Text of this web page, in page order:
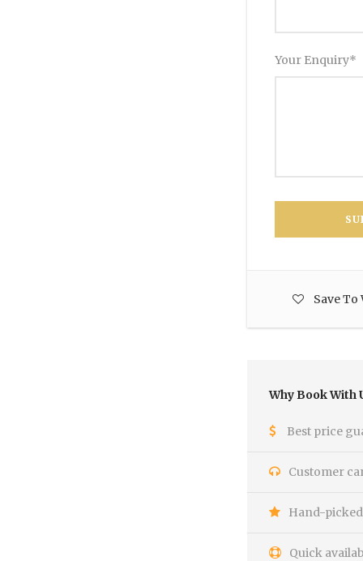
Your Enquiry*
Save To
Why Book With
Best price
Customer
Hand-
Quick